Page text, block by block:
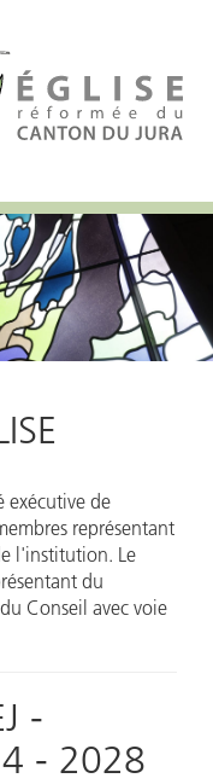
exécutive de
représentant
l'institution. Le
du
Conseil avec voie
-
- 2028